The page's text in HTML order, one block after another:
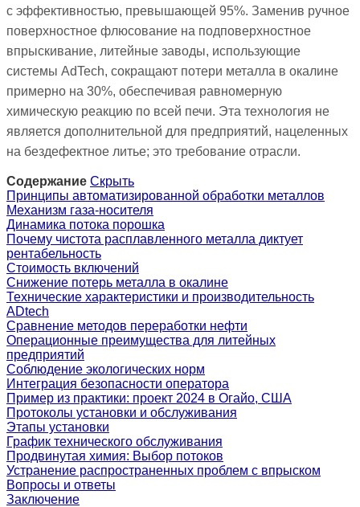
с эффективностью, превышающей 95%. Заменив ручное
поверхностное флюсование на подповерхностное
впрыскивание, литейные заводы, использующие
системы AdTech, сокращают потери металла в окалине
примерно на 30%, обеспечивая равномерную
химическую реакцию по всей печи. Эта технология не
является дополнительной для предприятий, нацеленных
на бездефектное литье; это требование отрасли.
Содержание Скрыть
Принципы автоматизированной обработки металлов
Механизм газа-носителя
Динамика потока порошка
Почему чистота расплавленного металла диктует
рентабельность
Стоимость включений
Снижение потерь металла в окалине
Технические характеристики и производительность
ADtech
Сравнение методов переработки нефти
Операционные преимущества для литейных
предприятий
Соблюдение экологических норм
Интеграция безопасности оператора
Пример из практики: проект 2024 в Огайо, США
Протоколы установки и обслуживания
Этапы установки
График технического обслуживания
Продвинутая химия: Выбор потоков
Устранение распространенных проблем с впрыском
Вопросы и ответы
Заключение